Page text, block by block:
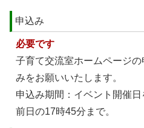
申込み
必要です
子育て交流室ホームページ
みをお願いいたします。
申込み期間：イベント開催
前日の17時45分まで。